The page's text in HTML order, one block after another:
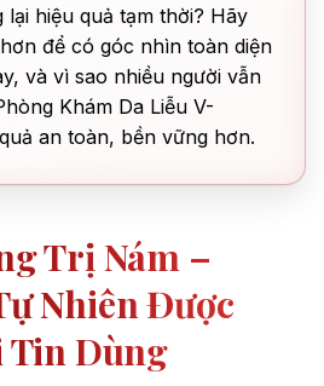
hiệu quả tạm thời? Hãy
để có góc nhìn toàn diện
và vì sao nhiều người vẫn
Khám Da Liễu V-
an toàn, bền vững hơn.
Trị Nám –
Nhiên Được
Tin Dùng